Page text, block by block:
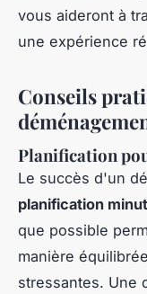
vous aideront à
une expérience
Conseils
Planification
Le succès d'un
planification
que possible
manière
stressantes. Une